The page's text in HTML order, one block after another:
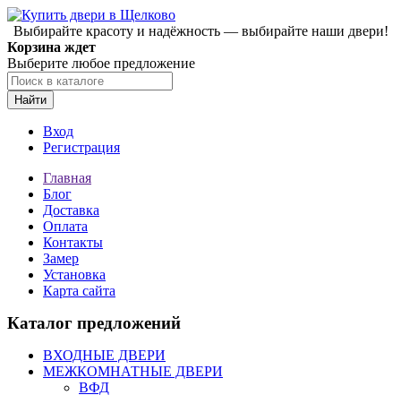
Выбирайте красоту и надёжность — выбирайте наши двери!
Корзина ждет
Выберите любое предложение
Найти
Вход
Регистрация
Главная
Блог
Доставка
Оплата
Контакты
Замер
Установка
Карта сайта
Каталог предложений
ВХОДНЫЕ ДВЕРИ
МЕЖКОМНАТНЫЕ ДВЕРИ
ВФД